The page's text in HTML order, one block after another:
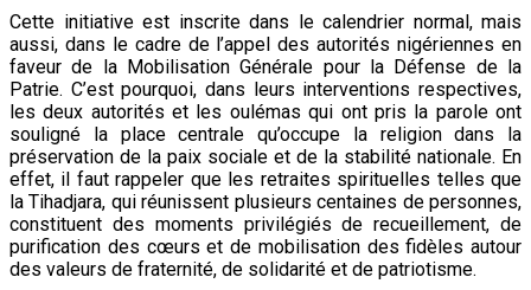
Cette initiative est inscrite dans le calendrier normal, mais
aussi, dans le cadre de l’appel des autorités nigériennes en
faveur de la Mobilisation Générale pour la Défense de la
Patrie. C’est pourquoi, dans leurs interventions respectives,
les deux autorités et les oulémas qui ont pris la parole ont
souligné la place centrale qu’occupe la religion dans la
préservation de la paix sociale et de la stabilité nationale. En
effet, il faut rappeler que les retraites spirituelles telles que
la Tihadjara, qui réunissent plusieurs centaines de personnes,
constituent des moments privilégiés de recueillement, de
purification des cœurs et de mobilisation des fidèles autour
des valeurs de fraternité, de solidarité et de patriotisme.